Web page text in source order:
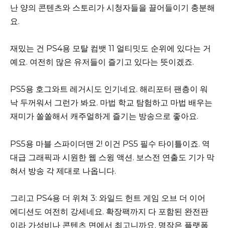
난 양의 콘텐츠와 스토리가 시청자들을 끌어들이기 충분해
요.
재밌는 건 PS4용 모탈 컴뱃 11 얼티밋도 순위에 있다는 거
예요. 여전히 많은 유저들이 즐기고 있다는 뜻이겠죠.
PS5용 호그와트 레거시도 인기네요. 해리포터 팬층이 워
낙 두꺼워서 그런가 봐요. 마법 학교 탐험하고 마법 배우는
재미가 쏠쏠해서 캐주얼하게 즐기는 방송으로 좋아요.
PS5용 마블 스파이더맨 2! 이건 PS5 필수 타이틀이죠. 역
대급 그래픽과 시원한 웹 스윙 액션. 보스전 연출도 기가 막
혀서 방송 각 제대로 나옵니다.
그리고 PS4용 더 위쳐 3: 와일드 헌트 게임 오브 더 이어
에디션도 여전히 강세네요. 확장팩까지 다 포함된 완전판
이라 가성비나 콘텐츠 면에서 최고니까요. 명작은 플랫폼